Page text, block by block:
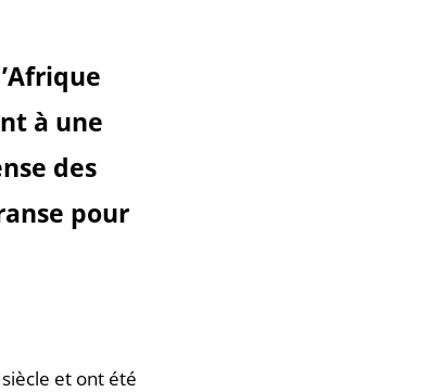
à une
des
pour
et ont été